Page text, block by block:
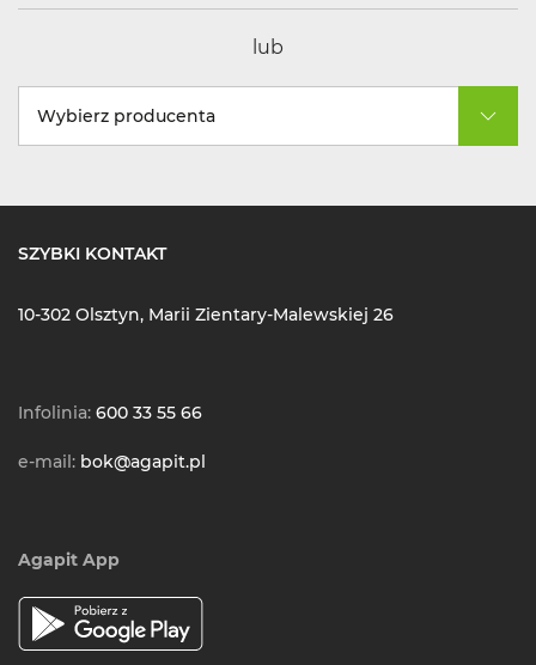
lub
Wybierz producenta
SZYBKI KONTAKT
10-302 Olsztyn, Marii Zientary-Malewskiej 26
Infolinia: 600 33 55 66
e-mail: bok@agapit.pl
Agapit App